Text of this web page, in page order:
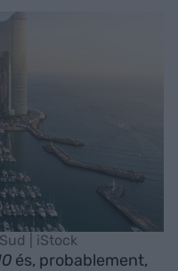
| iStock
és, probablement,